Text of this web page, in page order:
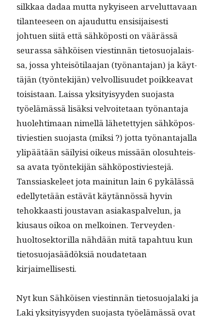
silkkaa dadaa mut­ta nykyiseen arve­lut­tavaan
tilanteeseen on ajaudut­tu ensisi­jais­es­ti
johtuen siitä että sähkö­posti on väärässä
seuras­sa sähköisen viestin­nän tieto­suo­jalais­
sa, jos­sa yhteisöti­laa­jan (työ­nan­ta­jan) ja käyt­
täjän (työn­tek­i­jän) velvol­lisu­udet poikkea­vat
toi­sis­taan. Lais­sa yksi­ty­isyy­den suo­jas­ta
työelämässä lisäk­si velvoite­taan työ­nan­ta­ja
huole­hti­maan nimel­lä lähetet­ty­jen sähkö­pos­
tivi­estien suo­jas­ta (mik­si ?) jot­ta työ­nan­ta­jal­la
ylipäätään säi­ly­isi oikeus mis­sään olo­suhteis­
sa ava­ta työn­tek­i­jän sähkö­pos­tivi­este­jä.
Tanssi­askeleet jota maini­tun lain 6 pykälässä
edel­lytetään estävät käytän­nössä hyvin
tehokkaasti jous­ta­van asi­akas­palvelun, ja
kiusaus oikoa on melkoinen. Ter­vey­den­
huoltosek­to­ril­la nähdään mitä tapah­tuu kun
tieto­suo­jasäädök­siä nou­date­taan
kirjaimellisesti.
Nyt kun Sähköisen viestin­nän tieto­suo­jala­ki ja
Laki yksi­ty­isyy­den suo­jas­ta työelämässä ovat